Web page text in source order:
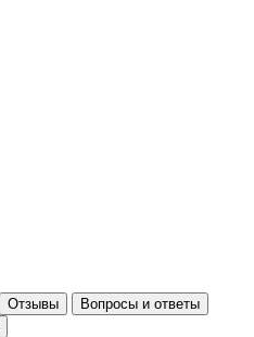
Отзывы
Вопросы и ответы